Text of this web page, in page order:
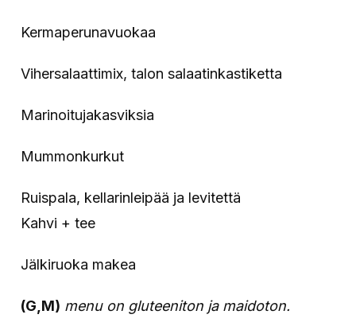
Kermaperunavuokaa
Vihersalaattimix, talon salaatinkastiketta
Marinoitujakasviksia
Mummonkurkut
Ruispala, kellarinleipää ja levitettä
Kahvi + tee
Jälkiruoka makea
(G,M) menu on gluteeniton ja maidoton.